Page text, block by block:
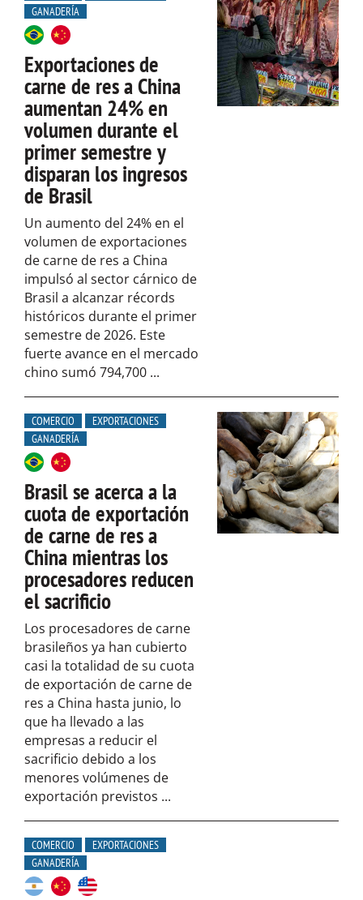
GANADERÍA
Exportaciones de
carne de res a China
aumentan 24% en
volumen durante el
primer semestre y
disparan los ingresos
de Brasil
Un aumento del 24% en el
volumen de exportaciones
de carne de res a China
impulsó al sector cárnico de
Brasil a alcanzar récords
históricos durante el primer
semestre de 2026. Este
fuerte avance en el mercado
chino sumó 794,700 ...
COMERCIO
EXPORTACIONES
GANADERÍA
Brasil se acerca a la
cuota de exportación
de carne de res a
China mientras los
procesadores reducen
el sacrificio
Los procesadores de carne
brasileños ya han cubierto
casi la totalidad de su cuota
de exportación de carne de
res a China hasta junio, lo
que ha llevado a las
empresas a reducir el
sacrificio debido a los
menores volúmenes de
exportación previstos ...
COMERCIO
EXPORTACIONES
GANADERÍA